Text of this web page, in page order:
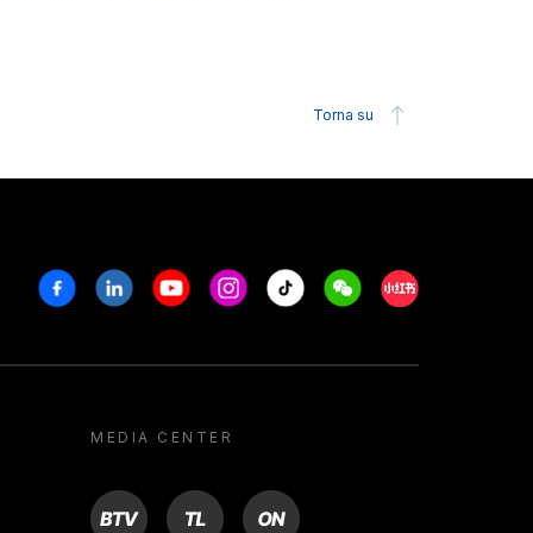
Torna su
FacebookLinkedinYoutubeInstagram
Tiktok WeechatXiaohongshu/
MEDIA CENTER
BTV TL ON